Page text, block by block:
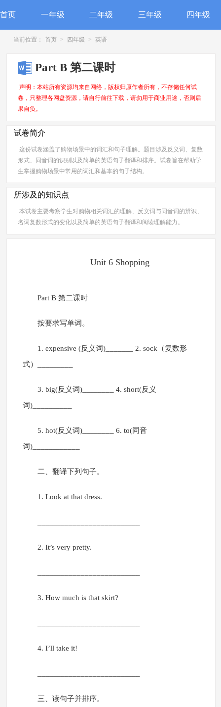
首页 一年级 二年级 三年级 四年级
当前位置： 首页 > 四年级 > 英语
Part B 第二课时
声明：本站所有资源均来自网络，版权归原作者所有，不存储任何试
卷，只整理各网盘资源，请自行前往下载，请勿用于商业用途，否则后
果自负。
试卷简介
这份试卷涵盖了购物场景中的词汇和句子理解。题目涉及反义词、复数
形式、同音词的识别以及简单的英语句子翻译和排序。试卷旨在帮助学
生掌握购物场景中常用的词汇和基本的句子结构。
所涉及的知识点
本试卷主要考察学生对购物相关词汇的理解、反义词与同音词的辨识、
名词复数形式的变化以及简单的英语句子翻译和阅读理解能力。
Unit 6 Shopping
Part B 第二课时
按要求写单词。
1. expensive (反义词)_______ 2. sock（复数形
式）_________
3. big(反义词)________ 4. short(反义
词)__________
5. hot(反义词)________ 6. to(同音
词)____________
二、翻译下列句子。
1. Look at that dress.
2. It’s very pretty.
3. How much is that skirt?
4. I’ll take it!
三、读句子并排序。